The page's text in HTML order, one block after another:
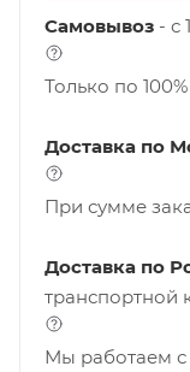
Самовывоз - с
Только по
Доставка по
При сумме
Доставка по
транспортной
Мы работаем